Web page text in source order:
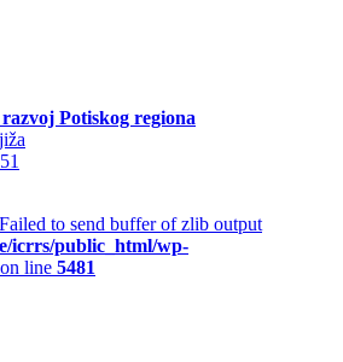
Potiskog regiona
to send buffer of zlib output
icrrs/public_html/wp-
on line 5481